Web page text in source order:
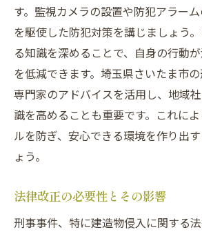
す。監視カメラの設置や防犯アラー
を駆使した防犯対策を講じましょう
る知識を深めることで、自身の行動
を低減できます。埼玉県さいたま市
専門家のアドバイスを活用し、地域
識を高めることも重要です。これに
ルを防ぎ、安心できる環境を作り出
ょう。
法律改正の必要性とその影響
刑事事件、特に建造物侵入に関する